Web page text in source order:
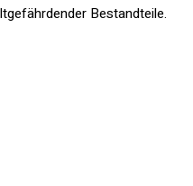
Bestandteile.